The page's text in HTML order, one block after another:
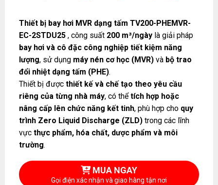
Thiết bị bay hơi MVR dạng tấm TV200-PHEMVR-
EC-2STDU25 , công suất 200 m³/ngày là giải pháp
bay hơi và cô đặc công nghiệp tiết kiệm năng
lượng, sử dụng máy nén cơ học (MVR) và bộ trao
đổi nhiệt dạng tấm (PHE).
Thiết bị đượcthiết kế và chế tạo theo yêu cầu
riêng của từng nhà máy, có thểtích hợp hoặc
nâng cấp lên chức năng kết tinh, phù hợp cho quy
trình Zero Liquid Discharge (ZLD) trong các lĩnh
vựcthực phẩm, hóa chất, dược phẩm và môi
trường.
MUA NGAY
Gọi điện xác nhận và giao hàng tận nơi